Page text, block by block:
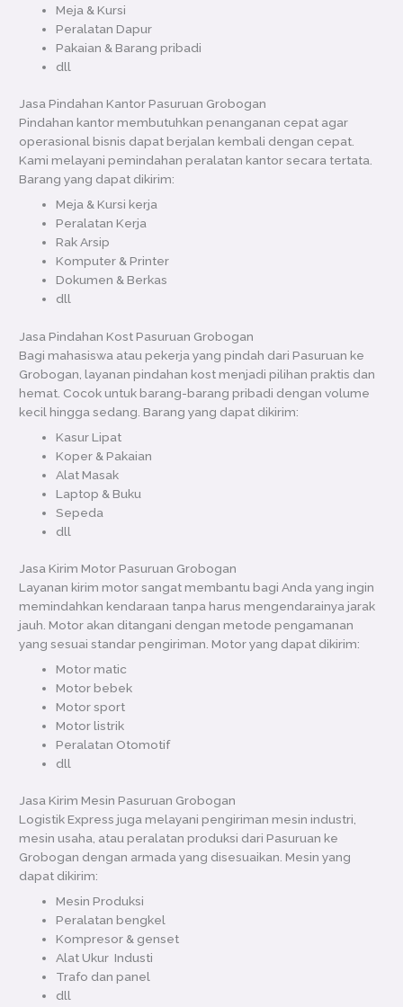
Meja & Kursi
Peralatan Dapur
Pakaian & Barang pribadi
dll
Jasa Pindahan Kantor Pasuruan Grobogan
Pindahan kantor membutuhkan penanganan cepat agar
operasional bisnis dapat berjalan kembali dengan cepat.
Kami melayani pemindahan peralatan kantor secara tertata.
Barang yang dapat dikirim:
Meja & Kursi kerja
Peralatan Kerja
Rak Arsip
Komputer & Printer
Dokumen & Berkas
dll
Jasa Pindahan Kost Pasuruan Grobogan
Bagi mahasiswa atau pekerja yang pindah dari Pasuruan ke
Grobogan, layanan pindahan kost menjadi pilihan praktis dan
hemat. Cocok untuk barang-barang pribadi dengan volume
kecil hingga sedang. Barang yang dapat dikirim:
Kasur Lipat
Koper & Pakaian
Alat Masak
Laptop & Buku
Sepeda
dll
Jasa Kirim Motor Pasuruan Grobogan
Layanan kirim motor sangat membantu bagi Anda yang ingin
memindahkan kendaraan tanpa harus mengendarainya jarak
jauh. Motor akan ditangani dengan metode pengamanan
yang sesuai standar pengiriman. Motor yang dapat dikirim:
Motor matic
Motor bebek
Motor sport
Motor listrik
Peralatan Otomotif
dll
Jasa Kirim Mesin Pasuruan Grobogan
Logistik Express juga melayani pengiriman mesin industri,
mesin usaha, atau peralatan produksi dari Pasuruan ke
Grobogan dengan armada yang disesuaikan. Mesin yang
dapat dikirim:
Mesin Produksi
Peralatan bengkel
Kompresor & genset
Alat Ukur Industi
Trafo dan panel
dll